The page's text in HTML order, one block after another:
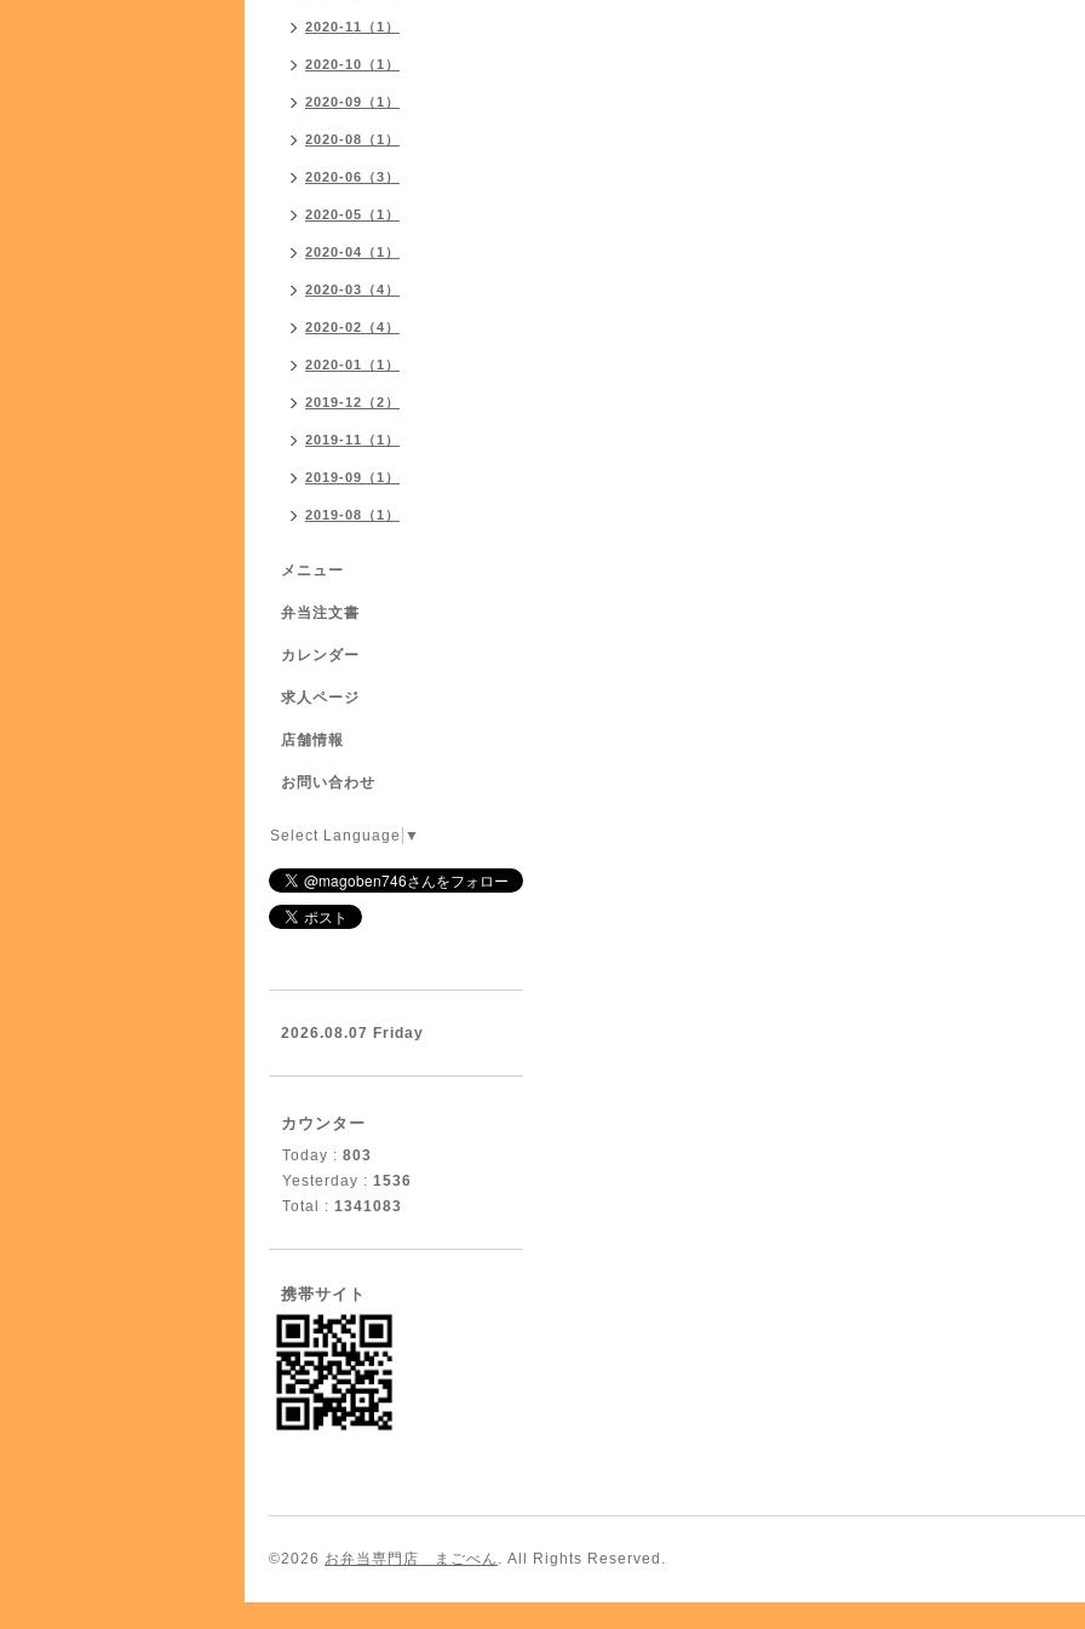
2020-11（1）
2020-10（1）
2020-09（1）
2020-08（1）
2020-06（3）
2020-05（1）
2020-04（1）
2020-03（4）
2020-02（4）
2020-01（1）
2019-12（2）
2019-11（1）
2019-09（1）
2019-08（1）
メニュー
弁当注文書
カレンダー
求人ページ
店舗情報
お問い合わせ
Select Language ▼
2026.08.07 Friday
カウンター
Today : 803
Yesterday : 1536
Total : 1341083
携帯サイト
©2026 お弁当専門店 まごべん . All Rights Reserved.